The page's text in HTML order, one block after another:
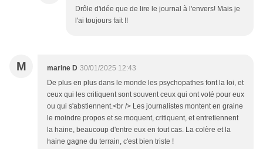
Drôle d'idée que de lire le journal à l'envers! Mais je
l'ai toujours fait !!
M marine D 30/01/2025 12:43
De plus en plus dans le monde les psychopathes font la loi, et
ceux qui les critiquent sont souvent ceux qui ont voté pour eux
ou qui s'abstiennent.<br /> Les journalistes montent en graine
le moindre propos et se moquent, critiquent, et entretiennent
la haine, beaucoup d'entre eux en tout cas. La colère et la
haine gagne du terrain, c'est bien triste !